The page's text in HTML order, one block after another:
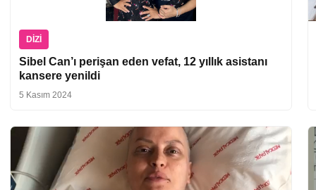
DIZI
Sibel Can’ı perişan eden vefat, 12 yıllık asistanı
kansere yenildi
5 Kasım 2024